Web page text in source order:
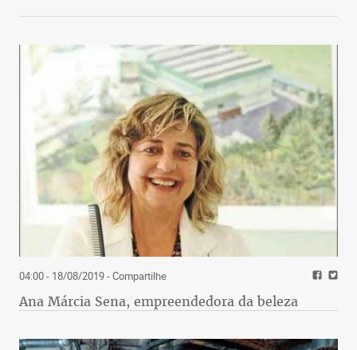
04:00 - 18/08/2019- Compartilhe
Ana Márcia Sena, empreendedora da beleza